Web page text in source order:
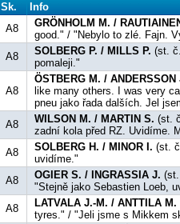
Sk.
Info
A8
GRÖNHOLM M. /
good." / "Nebylo to zlé. Fajn.
A8 SOLBERG P. / MILLS P. (st.
pomaleji."
A8
ÖSTBERG M. / ANDERSSON
like many others. I was very
pneu jako řada dalších. Jel
A8 WILSON M. / MARTIN S. (st.
zadní kola před RZ. Uvidíme.
A8 SOLBERG H. / MINOR I. (st.
uvidíme."
A8 OGIER S. / INGRASSIA J.
"Stejně jako Sebastien Loeb,
A8 LATVALA J.-M. / ANTTILA M.
tyres." / "Jeli jsme s Mikkem